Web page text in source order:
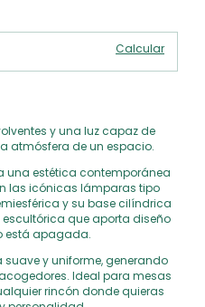
Calcular
y una luz capaz de
atmósfera de un espacio.
una estética contemporánea
las icónicas lámparas tipo
y su base cilíndrica
que aporta diseño
está apagada.
suave y uniforme, generando
Ideal para mesas
rincón donde quieras